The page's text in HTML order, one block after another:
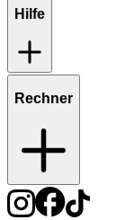
Hilfe
Rechner